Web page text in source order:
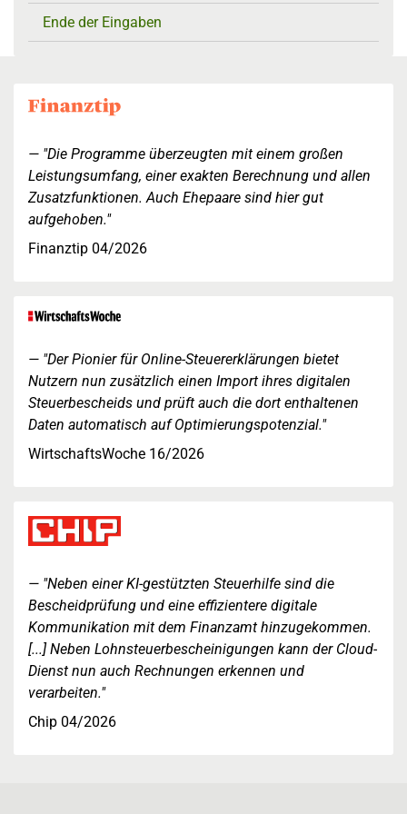
Ende der Eingaben
"Die Programme überzeugten mit einem großen
Leistungsumfang, einer exakten Berechnung und allen
Zusatzfunktionen. Auch Ehepaare sind hier gut
aufgehoben."
Finanztip 04/2026
"Der Pionier für Online-Steuererklärungen bietet
Nutzern nun zusätzlich einen Import ihres digitalen
Steuerbescheids und prüft auch die dort enthaltenen
Daten automatisch auf Optimierungspotenzial."
WirtschaftsWoche 16/2026
"Neben einer KI-gestützten Steuerhilfe sind die
Bescheidprüfung und eine effizientere digitale
Kommunikation mit dem Finanzamt hinzugekommen.
[...] Neben Lohnsteuerbescheinigungen kann der Cloud-
Dienst nun auch Rechnungen erkennen und
verarbeiten."
Chip 04/2026